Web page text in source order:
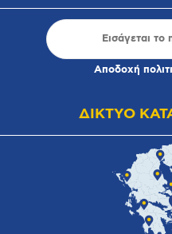
Αποδοχή
ΔΙΚΤΥΟ